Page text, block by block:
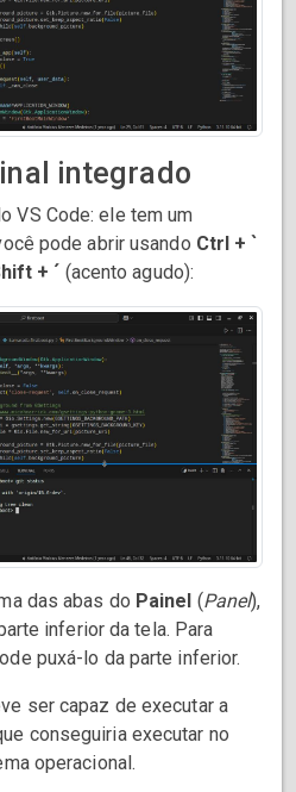
integrado
VS Code: ele tem um
pode abrir usando Ctrl + `
+ ´ (acento agudo):
das abas do Painel (Panel),
inferior da tela. Para
puxá-lo da parte inferior.
ser capaz de executar a
conseguiria executar no
operacional.